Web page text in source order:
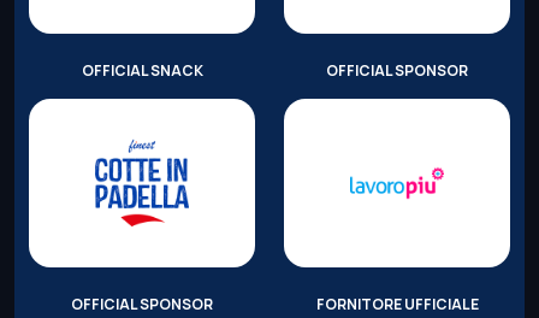
OFFICIAL SNACK OFFICIAL SPONSOR
OFFICIAL SPONSOR FORNITORE UFFICIALE